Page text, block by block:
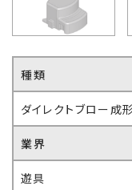
種類
ダイレクトブロー成
業界
遊具